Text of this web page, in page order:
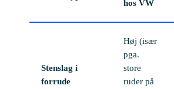
hos VW
Stenslag i
forrude
Høj (især
pga.
store
ruder på